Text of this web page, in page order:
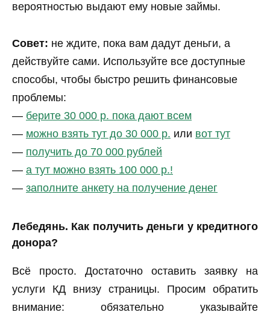
вероятностью выдают ему новые займы.
Совет: не ждите, пока вам дадут деньги, а
действуйте сами. Используйте все доступные
способы, чтобы быстро решить финансовые
проблемы:
— берите 30 000 р. пока дают всем
— можно взять тут до 30 000 р. или вот тут
— получить до 70 000 рублей
— а тут можно взять 100 000 р.!
— заполните анкету на получение денег
Лебедянь. Как получить деньги у кредитного
донора?
Всё просто. Достаточно оставить заявку на
услуги КД внизу страницы. Просим обратить
внимание: обязательно указывайте